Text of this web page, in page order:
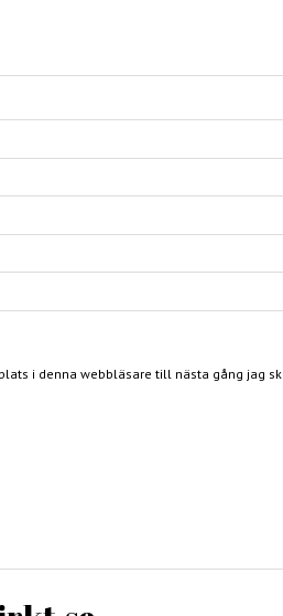
i denna webbläsare till nästa gång jag